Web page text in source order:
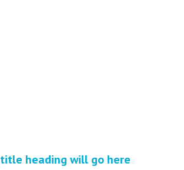
heading will go here